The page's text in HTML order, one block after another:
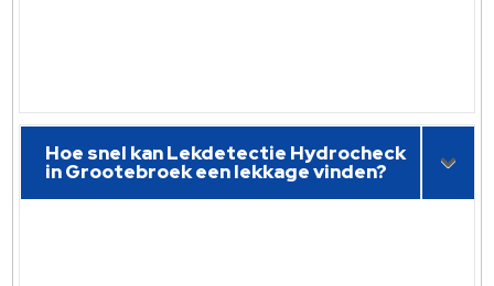
Hoe snel kan Lekdetectie Hydrocheck
in Grootebroek een lekkage vinden?